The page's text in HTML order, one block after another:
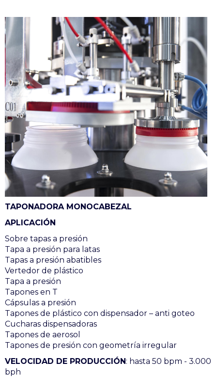
TAPONADORA MONOCABEZAL
APLICACIÓN
Sobre tapas a presión
Tapa a presión para latas
Tapas a presión abatibles
Vertedor de plástico
Tapa a presión
Tapones en T
Cápsulas a presión
Tapones de plástico con dispensador – anti goteo
Cucharas dispensadoras
Tapones de aerosol
Tapones de presión con geometría irregular
VELOCIDAD DE PRODUCCIÓN: hasta 50 bpm - 3.000
bph